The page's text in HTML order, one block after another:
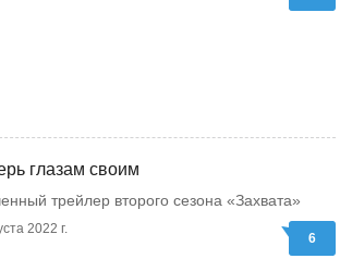
глазам своим
трейлер второго сезона «Захвата»
2022 г.
6